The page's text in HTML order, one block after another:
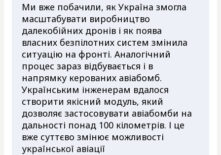
Ми вже побачили, як Україна змогла
масштабувати виробництво
далекобійних дронів і як поява
власних безпілотних систем змінила
ситуацію на фронті. Аналогічний
процес зараз відбувається і в
напрямку керованих авіабомб.
Українським інженерам вдалося
створити якісний модуль, який
дозволяє застосовувати авіабомби на
дальності понад 100 кілометрів. І це
вже суттєво змінює можливості
української авіації